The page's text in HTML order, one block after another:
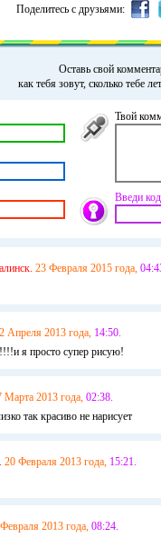
Поделитесь с друзьями:
Оставь свой
как тебя зовут, сколько тебе
Твой
Введи
23 Февраля 2015 года,
Апреля 2013 года, 14:50.
я просто супер рисую!
Марта 2013 года, 02:38.
так красиво не нарисует
20 Февраля 2013 года, 15:21.
2013 года, 08:24.